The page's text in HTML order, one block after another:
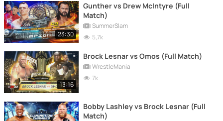
23:30
Gunther vs Drew McIntyre (Full
Match)
SummerSlam
5,7k
13:16
Brock Lesnar vs Omos (Full Match)
WrestleMania
7k
Bobby Lashley vs Brock Lesnar (Full
Match)